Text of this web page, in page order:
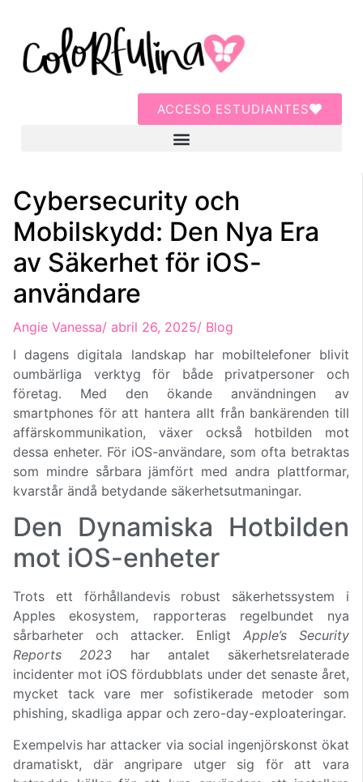
ACCESO ESTUDIANTES
Cybersecurity och
Mobilskydd: Den Nya Era
av Säkerhet för iOS-
användare
Angie Vanessa/ abril 26, 2025/ Blog
I dagens digitala landskap har mobiltelefoner blivit
oumbärliga verktyg för både privatpersoner och
företag. Med den ökande användningen av
smartphones för att hantera allt från bankärenden till
affärskommunikation, växer också hotbilden mot
dessa enheter. För iOS-användare, som ofta betraktas
som mindre sårbara jämfört med andra plattformar,
kvarstår ändå betydande säkerhetsutmaningar.
Den Dynamiska Hotbilden
mot iOS-enheter
Trots ett förhållandevis robust säkerhetssystem i
Apples ekosystem, rapporteras regelbundet nya
sårbarheter och attacker. Enligt Apple’s Security
Reports 2023 har antalet säkerhetsrelaterade
incidenter mot iOS fördubblats under det senaste året,
mycket tack vare mer sofistikerade metoder som
phishing, skadliga appar och zero-day-exploateringar.
Exempelvis har attacker via social ingenjörskonst ökat
dramatiskt, där angripare utger sig för att vara